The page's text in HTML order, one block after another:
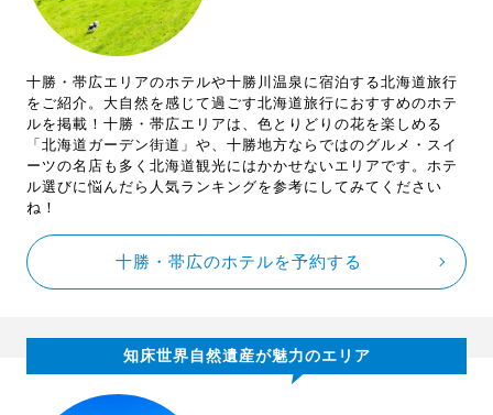
十勝・帯広エリアのホテルや十勝川温泉に宿泊する北海道旅行
をご紹介。大自然を感じて過ごす北海道旅行におすすめのホテ
ルを掲載！十勝・帯広エリアは、色とりどりの花を楽しめる
「北海道ガーデン街道」や、十勝地方ならではのグルメ・スイ
ーツの名店も多く北海道観光にはかかせないエリアです。ホテ
ル選びに悩んだら人気ランキングを参考にしてみてください
ね！
十勝・帯広のホテルを予約する
知床世界自然遺産が魅力のエリア